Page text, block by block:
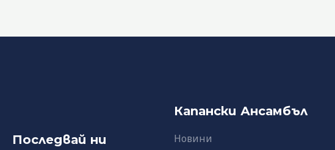
Последвай ни
Капански Ансамбъл
Новини